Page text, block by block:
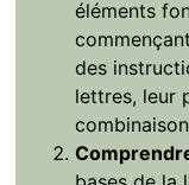
éléments
des
lettres, leur